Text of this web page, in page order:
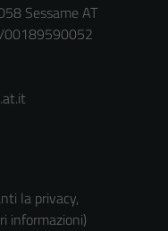
Sessame AT
00189590052
la privacy,
informazioni)